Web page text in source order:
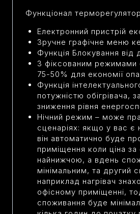
Функціонал
Електронний пристрій
Зручне графічне меню
Функція Блокування від
З фіксованим режимами
75-50% для економії
Функція
потужністю обігрівача,
зниження рівня
Нічний режим – може
сценаріях: якщо у вас є
він автоматично буде
приміщення коли ціна
найнижчою, а вдень
мінімальним, та другий
наприклад нагрівач
офісному приміщенні,
споживання буде